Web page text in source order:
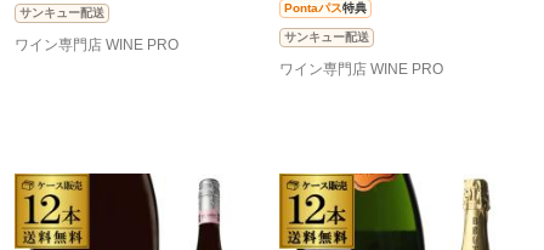
サンキュー配送
ワイン専門店 WINE PRO
Pontaパス特典
サンキュー配送
ワイン専門店 WINE PRO